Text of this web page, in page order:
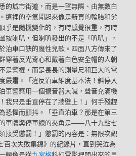
的城市街道，而是一望無際、由無數白
這裡的空氣聞起來像是新買的輪胎和劣
乎是隨機變化的，有時感覺很重，有時
按喇叭，但喇叭發出的不是「叭叭」，
泊車口訣的魔性兒歌。四面八方傳來了
穿著反光背心和戴著白色安全帽的人朝
是警棍，而是長長的測量尺和巨大的電
嚴肅。「違反泊車維度基本法！斜停入
車警察用一個擴音器大喊，聲音充滿機
我只是垂直停在了牆壁上！」何手殘趕
恐懼而顫抖。「垂直泊車？那是在第三
車體與停車線的夾角是——八十九點七
接受懲罰！」懲罰的內容是：無限次觀
百次失敗集錦》的紀錄片，直到哭泣為